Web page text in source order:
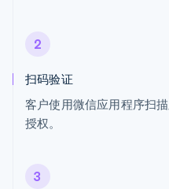
2
扫码验证
客户使用微信应用程序扫
授权。
3